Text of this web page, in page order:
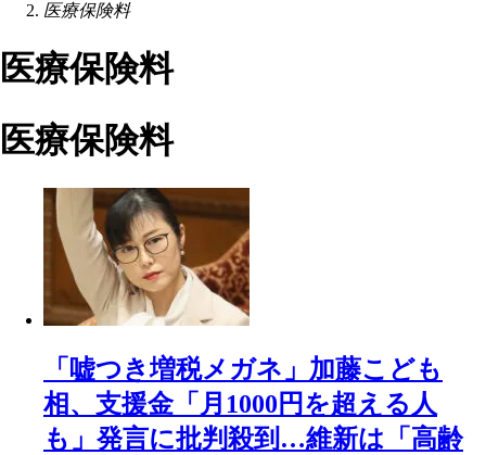
医療保険料
医療保険料
医療保険料
「嘘つき増税メガネ」加藤こども
相、支援金「月1000円を超える人
も」発言に批判殺到…維新は「高齢